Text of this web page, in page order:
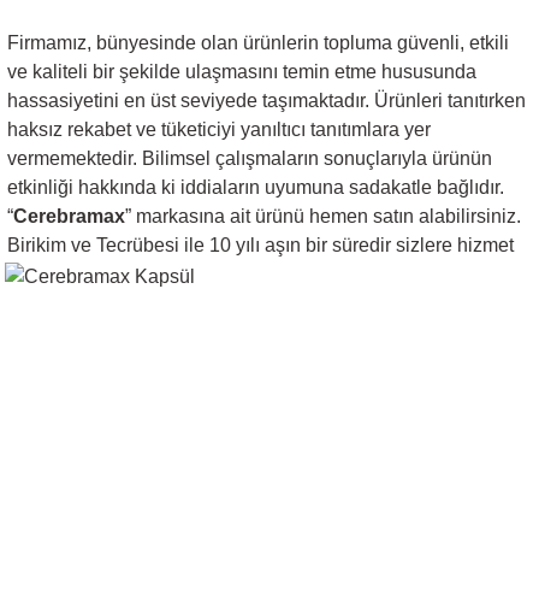
Firmamız, bünyesinde olan ürünlerin topluma güvenli, etkili
ve kaliteli bir şekilde ulaşmasını temin etme hususunda
hassasiyetini en üst seviyede taşımaktadır. Ürünleri tanıtırken
haksız rekabet ve tüketiciyi yanıltıcı tanıtımlara yer
vermemektedir. Bilimsel çalışmaların sonuçlarıyla ürünün
etkinliği hakkında ki iddiaların uyumuna sadakatle bağlıdır.
“Cerebramax” markasına ait ürünü hemen satın alabilirsiniz.
Birikim ve Tecrübesi ile 10 yılı aşın bir süredir sizlere hizmet